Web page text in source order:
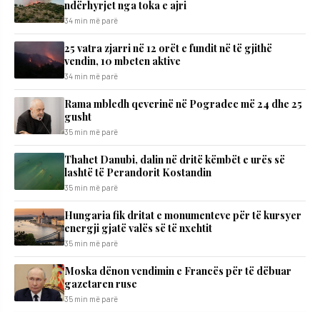
ndërhyrjet nga toka e ajri
34 min më parë
25 vatra zjarri në 12 orët e fundit në të gjithë
vendin, 10 mbeten aktive
34 min më parë
Rama mbledh qeverinë në Pogradec më 24 dhe 25
gusht
35 min më parë
Thahet Danubi, dalin në dritë këmbët e urës së
lashtë të Perandorit Kostandin
35 min më parë
Hungaria fik dritat e monumenteve për të kursyer
energji gjatë valës së të nxehtit
35 min më parë
Moska dënon vendimin e Francës për të dëbuar
gazetaren ruse
35 min më parë